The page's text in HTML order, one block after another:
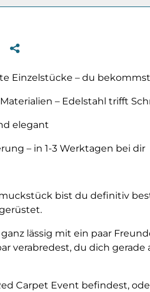
Einzelstücke – du
– Edelstahl trifft
elegant
– in 1-3 Werktagen bei dir
bist du definitiv
lässig mit ein paar
verabredest, du dich gerade
Carpet Event befindest,